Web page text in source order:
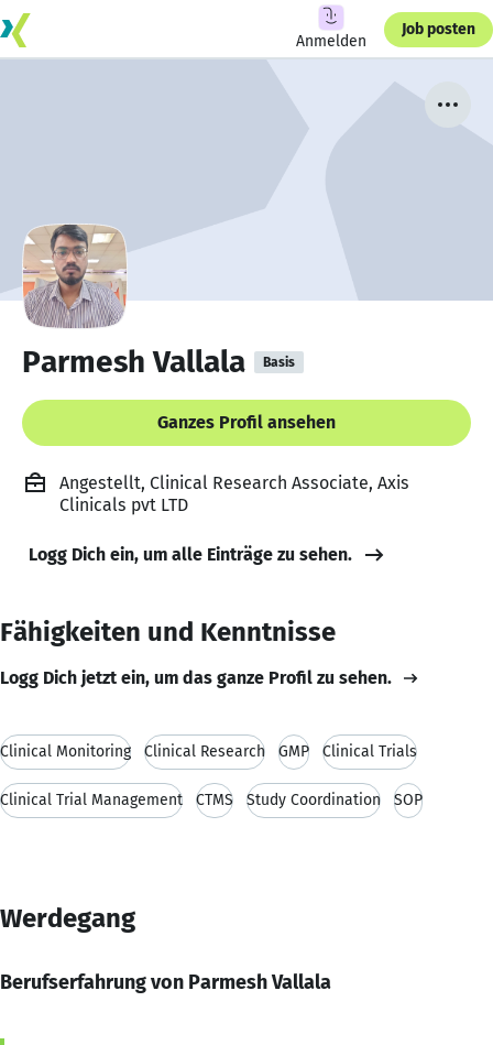
Anmelden
Job posten
Parmesh Vallala Basis
Ganzes Profil ansehen
Angestellt, Clinical Research Associate, Axis
Clinicals pvt LTD
Logg Dich ein, um alle Einträge zu sehen.
Fähigkeiten und Kenntnisse
Logg Dich jetzt ein, um das ganze Profil zu sehen.
Clinical Monitoring Clinical Research GMP Clinical Trials
Clinical Trial Management CTMS Study Coordination SOP
Werdegang
Berufserfahrung von Parmesh Vallala